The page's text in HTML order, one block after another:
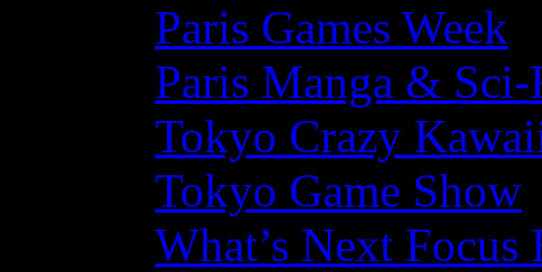
Paris Games Week
Paris Manga &
Tokyo Crazy
Tokyo Game Show
What’s Next